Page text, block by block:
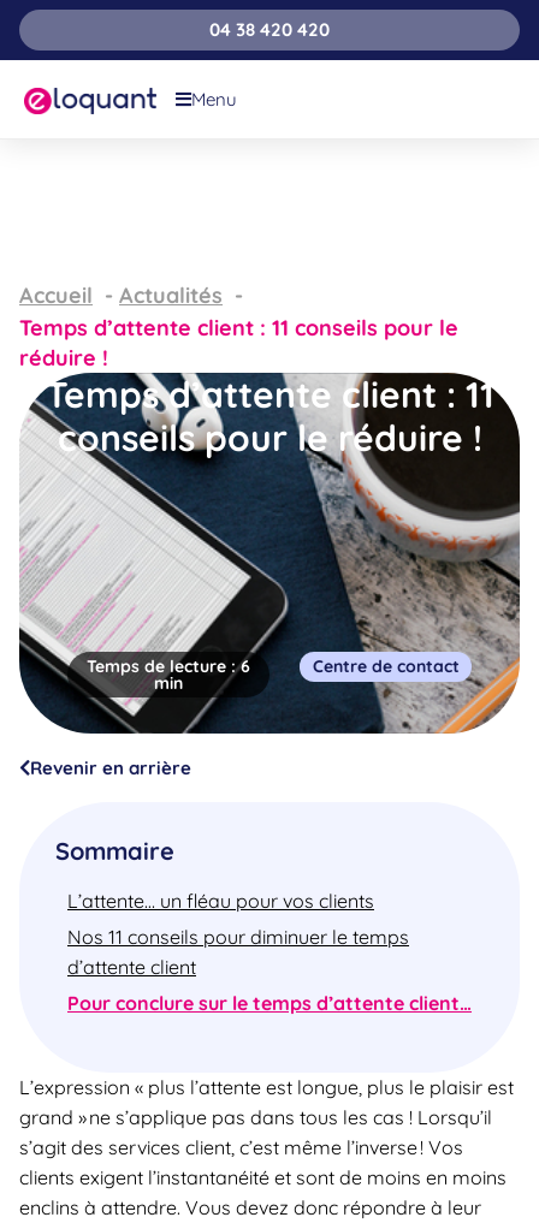
04 38 420 420
Menu
Accueil
Actualités
Temps d’attente client : 11 conseils pour le
réduire !
Temps d’attente client : 11
conseils pour le réduire !
Temps de lecture :6
min
Centre de contact
Revenir en arrière
Sommaire
L’attente… un fléau pour vos clients
Nos 11 conseils pour diminuer le temps
d’attente client
Pour conclure sur le temps d’attente client…
L’expression « plus l’attente est longue, plus le plaisir est
grand » ne s’applique pas dans tous les cas ! Lorsqu’il
s’agit des services client, c’est même l’inverse ! Vos
clients exigent l’instantanéité et sont de moins en moins
enclins à attendre. Vous devez donc répondre à leur